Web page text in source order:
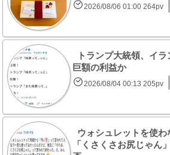
2026/08/06 01:00 264pv
トランプ大統領、イ
巨額の利益か
2026/08/04 00:13 205pv
ウォシュレットを使
「くさくさお尻じゃん